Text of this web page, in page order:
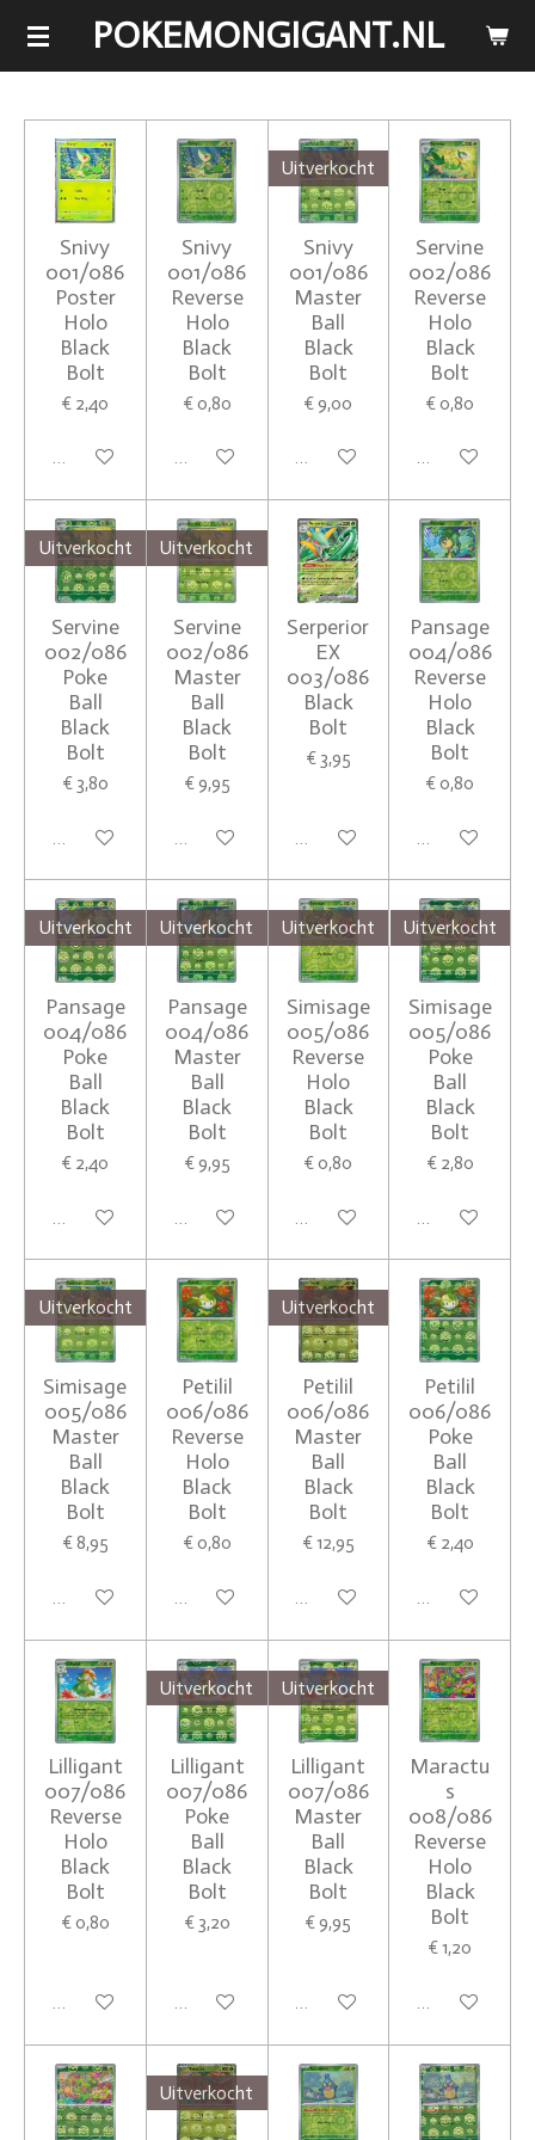
Ga
de
hoofdinhoud
POKEMONGIGANT.NL
Snivy
001/086
Poster
Holo
Black
Bolt
€ 2,40
In winkelwagen
Snivy
001/086
Reverse
Holo
Black
Bolt
€ 0,80
In winkelwagen
Uitverkocht
Snivy
001/086
Master
Ball
Black
Bolt
€ 9,00
Houd mij op de hoogte
Servine
002/086
Reverse
Holo
Black
Bolt
€ 0,80
In winkelwagen
Uitverkocht
Servine
002/086
Poke
Ball
Black
Bolt
€ 3,80
Houd mij op de hoogte
Uitverkocht
Servine
002/086
Master
Ball
Black
Bolt
€ 9,95
Houd mij op de hoogte
Serperior
EX
003/086
Black
Bolt
€ 3,95
In winkelwagen
Pansage
004/086
Reverse
Holo
Black
Bolt
€ 0,80
In winkelwagen
Uitverkocht
Pansage
004/086
Poke
Ball
Black
Bolt
€ 2,40
Houd mij op de hoogte
Uitverkocht
Pansage
004/086
Master
Ball
Black
Bolt
€ 9,95
Houd mij op de hoogte
Uitverkocht
Simisage
005/086
Reverse
Holo
Black
Bolt
€ 0,80
Houd mij op de hoogte
Uitverkocht
Simisage
005/086
Poke
Ball
Black
Bolt
€ 2,80
Houd mij op
Uitverkocht
Simisage
005/086
Master
Ball
Black
Bolt
€ 8,95
Houd mij op de hoogte
Petilil
006/086
Reverse
Holo
Black
Bolt
€ 0,80
In winkelwagen
Uitverkocht
Petilil
006/086
Master
Ball
Black
Bolt
€ 12,95
Houd mij op de hoogte
Petilil
006/086
Poke
Ball
Black
Bolt
€ 2,40
In winkelwagen
Lilligant
007/086
Reverse
Holo
Black
Bolt
€ 0,80
In winkelwagen
Uitverkocht
Lilligant
007/086
Poke
Ball
Black
Bolt
€ 3,20
Houd mij op de hoogte
Uitverkocht
Lilligant
007/086
Master
Ball
Black
Bolt
€ 9,95
Houd mij op de hoogte
Maractu
s
008/086
Reverse
Holo
Black
Bolt
€ 1,20
In winkelwagen
Uitverkocht